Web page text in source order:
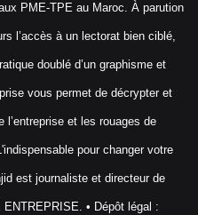
PME-TPE au Maroc. À parution
l’accès à un lectorat bien ciblé,
doublé d’un graphisme et
vous permet de décrypter et
l’entreprise et les rouages de
pour changer votre
est journaliste et directeur de
• Dépôt légal :